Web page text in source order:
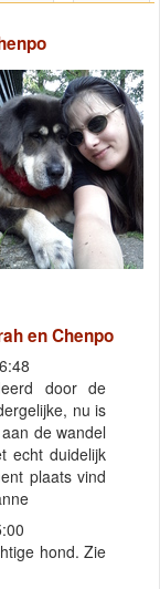
en Chenpo
door de
nu is
de wandel
echt duidelijk
plaats vind
hond. Zie